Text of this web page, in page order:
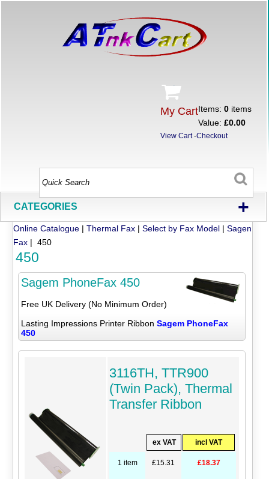
My CartItems:0 items
Value:£0.00
View Cart-Checkout
CATEGORIES +
Online Catalogue |Thermal Fax |Select by Fax Model |Sagen
Fax | 450
450
Sagem PhoneFax 450
Free UK Delivery (No Minimum Order)
Lasting Impressions Printer Ribbon Sagem PhoneFax
450
3116TH, TTR900
(Twin Pack), Thermal
Transfer Ribbon
ex VAT incl VAT
1 item £15.31 £18.37